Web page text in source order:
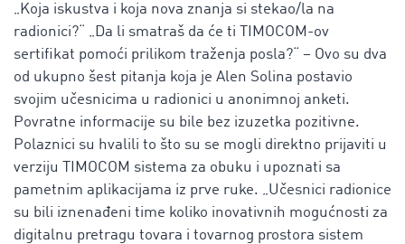
„Koja iskustva i koja nova znanja si stekao/la na
radionici?“ „Da li smatraš da će ti TIMOCOM-ov
sertifikat pomoći prilikom traženja posla?“ – Ovo su dva
od ukupno šest pitanja koja je Alen Solina postavio
svojim učesnicima u radionici u anonimnoj anketi.
Povratne informacije su bile bez izuzetka pozitivne.
Polaznici su hvalili to što su se mogli direktno prijaviti u
verziju TIMOCOM sistema za obuku i upoznati sa
pametnim aplikacijama iz prve ruke. „Učesnici radionice
su bili iznenađeni time koliko inovativnih mogućnosti za
digitalnu pretragu tovara i tovarnog prostora sistem